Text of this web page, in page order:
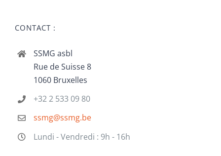
CONTACT :
SSMG asbl
Rue de Suisse 8
1060 Bruxelles
+32 2 533 09 80
ssmg@ssmg.be
Lundi - Vendredi : 9h - 16h